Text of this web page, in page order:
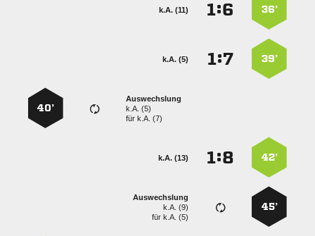
36’
:
k.A. (11)
39’
:
k.A. (5)
Auswechslung
k.A. (5)
fürk.A. (7)
40’
42’
:
k.A. (13)
45’
Auswechslung
k.A. (9)
fürk.A. (5)